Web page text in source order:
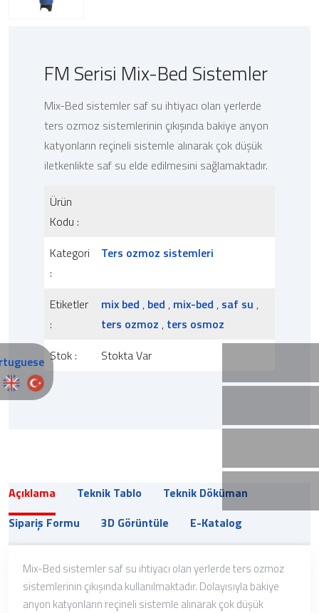
FM Serisi Mix-Bed Sistemler
Mix-Bed sistemler saf su ihtiyacı olan yerlerde
ters ozmoz sistemlerinin çıkışında bakiye anyon
katyonların reçineli sistemle alınarak çok düşük
iletkenlikte saf su elde edilmesini sağlamaktadır.
Ürün
Kodu :
Kategori
:
Ters ozmoz sistemleri
Etiketler
:
mix bed , bed , mix-bed , saf su ,
ters ozmoz , ters osmoz
Stok :
Stokta Var
Açıklama Teknik Tablo
Teknik Döküman
Sipariş Formu
3D Görüntüle E-Katalog
Mix-Bed sistemler saf su ihtiyacı olan yerlerde ters ozmoz
sistemlerinin çıkışında kullanılmaktadır. Dolayısıyla bakiye
anyon katyonların reçineli sistemle alınarak çok düşük